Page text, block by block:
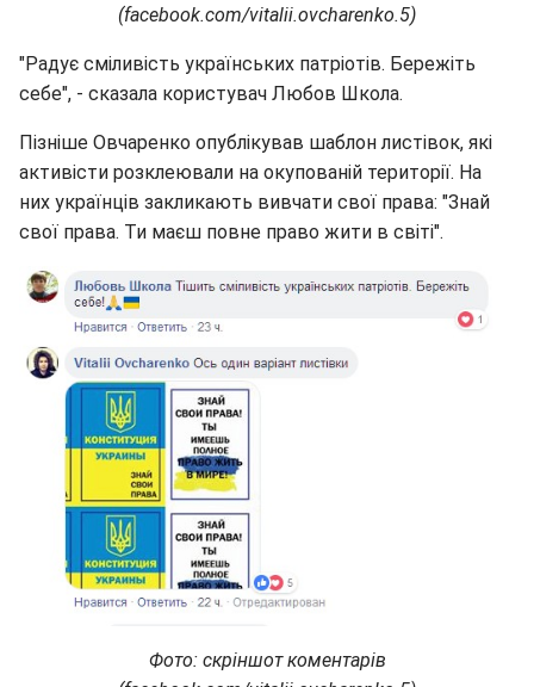
(facebook.com/vitalii.ovcharenko.5)
"Радує сміливість українських патріотів. Бережіть
себе", - сказала користувач Любов Школа.
Пізніше Овчаренко опублікував шаблон листівок, які
активісти розклеювали на окупованій території. На
них українців закликають вивчати свої права: "Знай
свої права. Ти маєш повне право жити в світі".
Фото: скріншот коментарів